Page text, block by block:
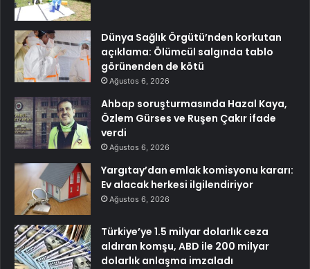
Dünya Sağlık Örgütü’nden korkutan
açıklama: Ölümcül salgında tablo
görünenden de kötü
Ağustos 6, 2026
Ahbap soruşturmasında Hazal Kaya,
Özlem Gürses ve Ruşen Çakır ifade
verdi
Ağustos 6, 2026
Yargıtay’dan emlak komisyonu kararı:
Ev alacak herkesi ilgilendiriyor
Ağustos 6, 2026
Türkiye’ye 1.5 milyar dolarlık ceza
aldıran komşu, ABD ile 200 milyar
dolarlık anlaşma imzaladı